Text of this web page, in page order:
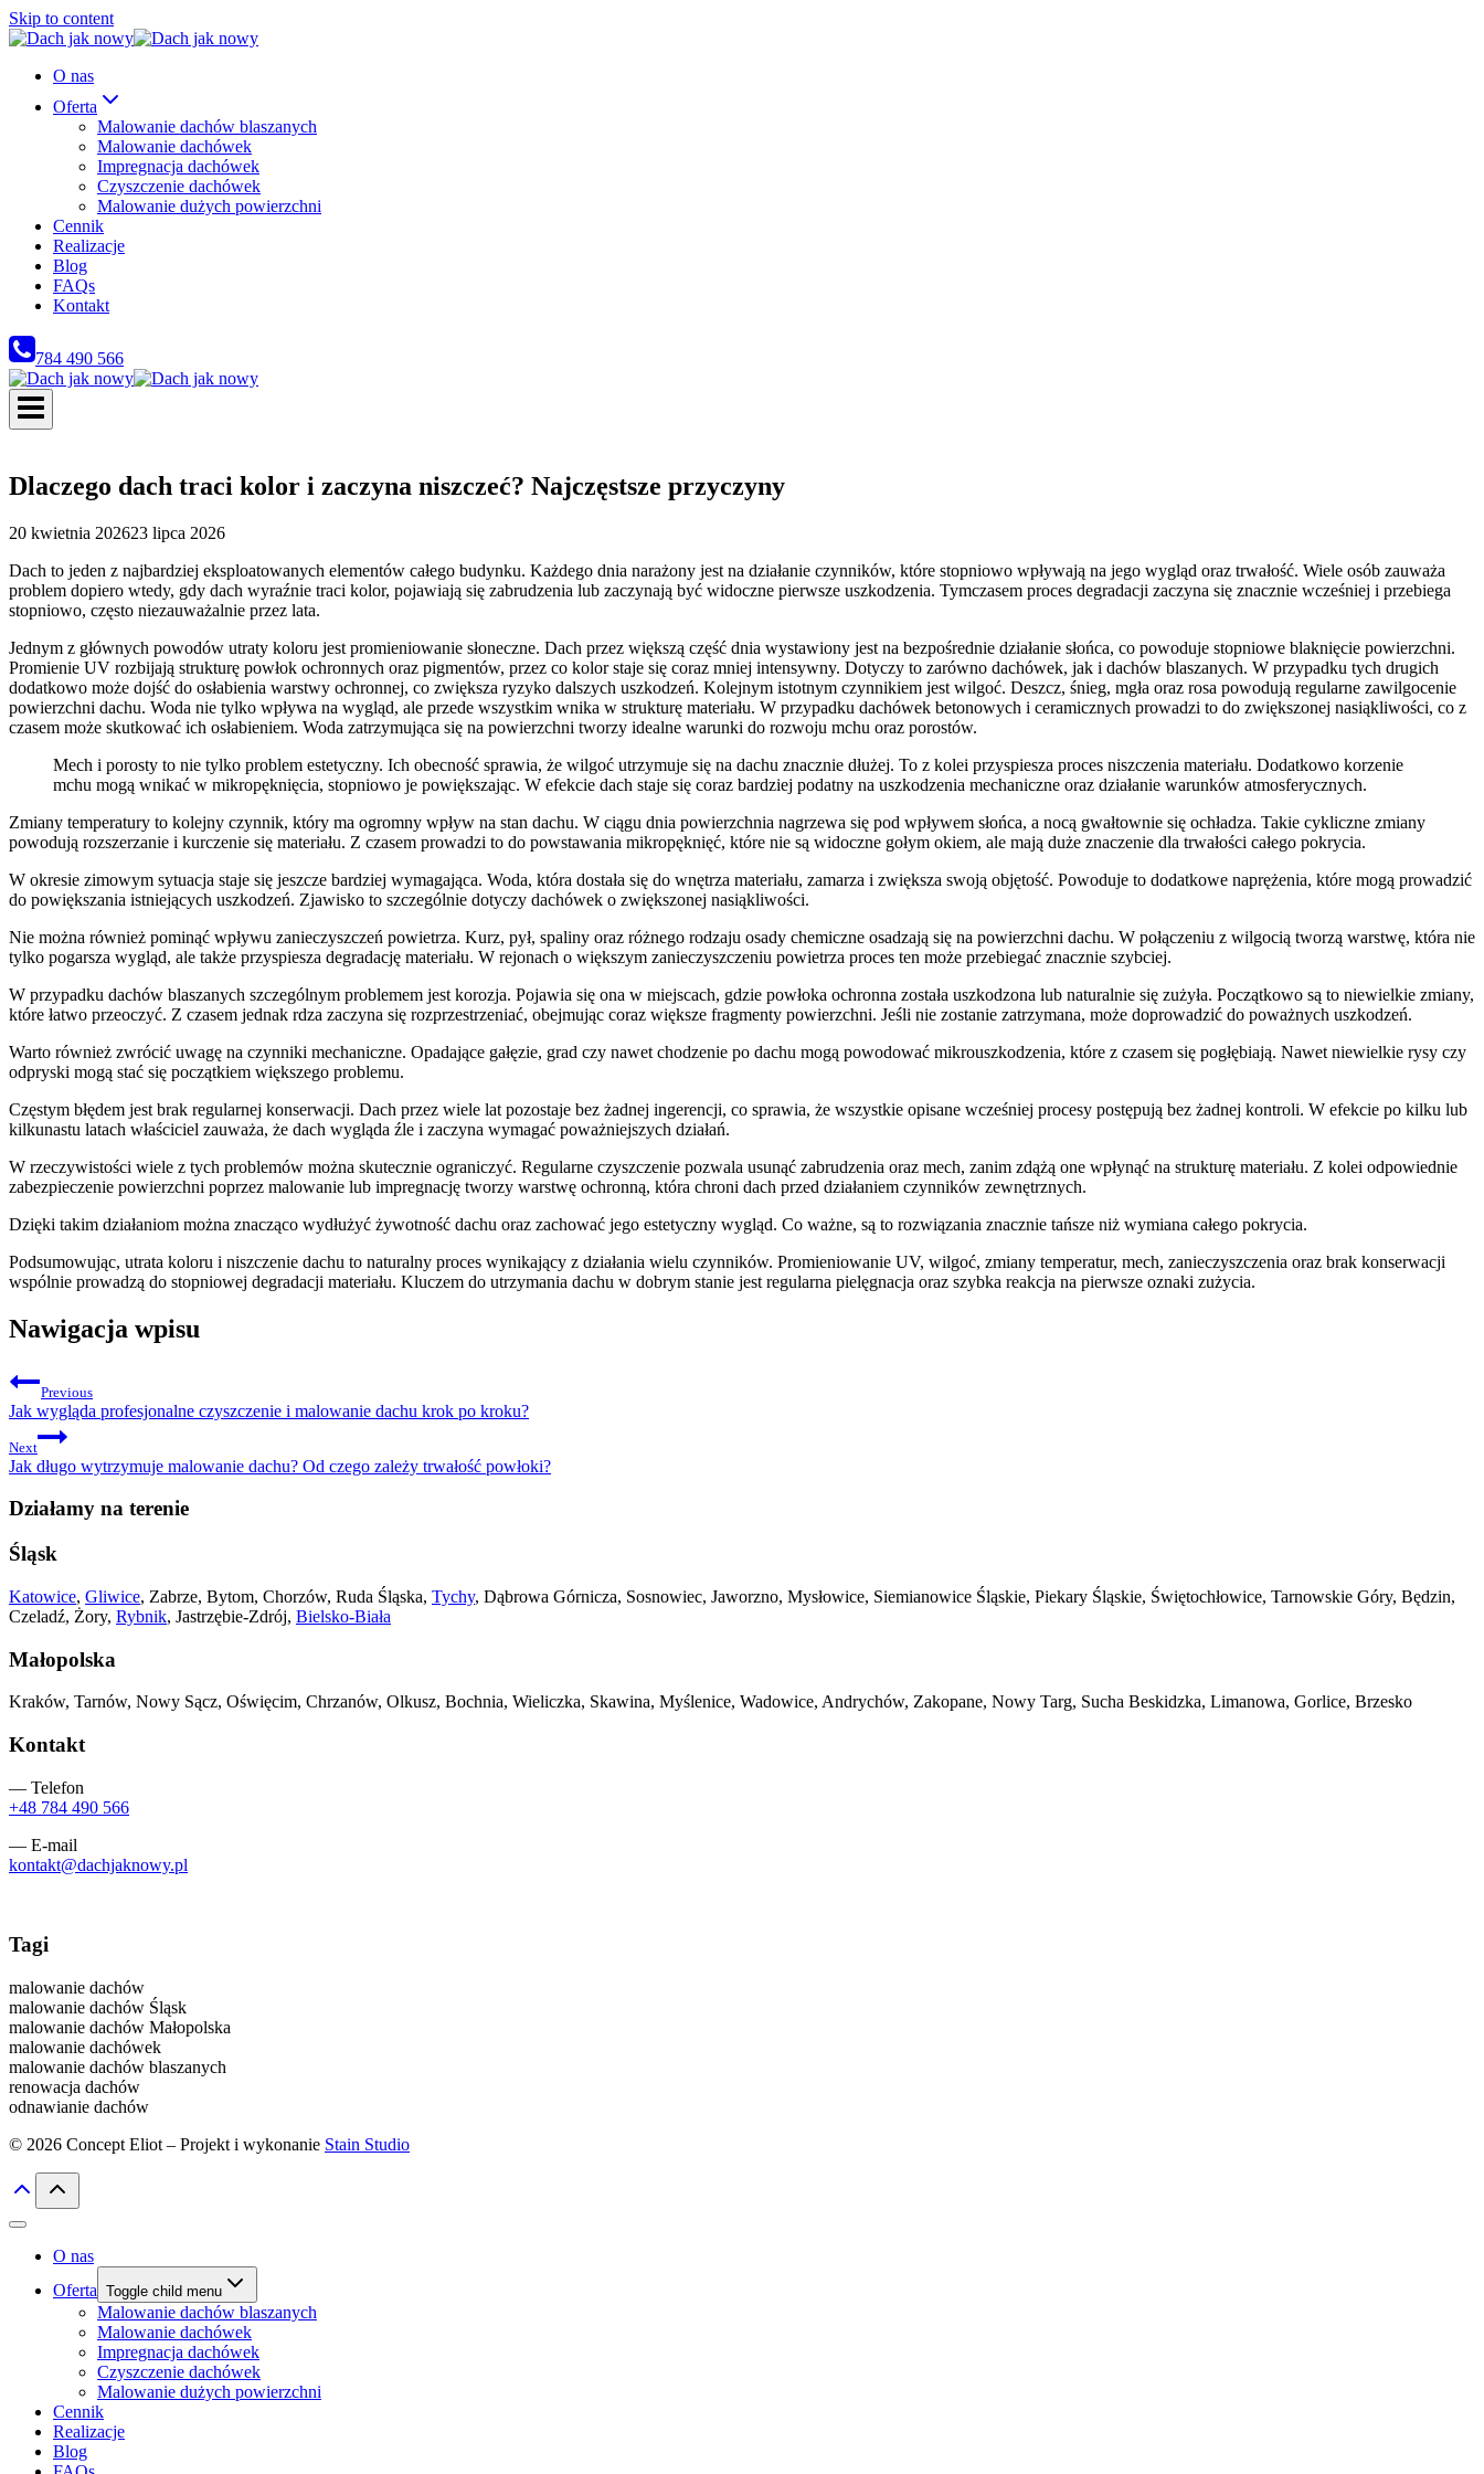
Skip to content
O nas
Oferta
Malowanie dachów blaszanych
Malowanie dachówek
Impregnacja dachówek
Czyszczenie dachówek
Malowanie dużych powierzchni
Cennik
Realizacje
Blog
FAQs
Kontakt
784 490 566
Dlaczego dach traci kolor i zaczyna niszczeć? Najczęstsze przyczyny
20 kwietnia 202623 lipca 2026
Dach to jeden z najbardziej eksploatowanych elementów całego budynku. Każdego dnia narażony jest na działanie czynników, które stopniowo wpływają na jego wygląd oraz trwałość. Wiele osób zauważa
problem dopiero wtedy, gdy dach wyraźnie traci kolor, pojawiają się zabrudzenia lub zaczynają być widoczne pierwsze uszkodzenia. Tymczasem proces degradacji zaczyna się znacznie wcześniej i przebiega
stopniowo, często niezauważalnie przez lata.
Jednym z głównych powodów utraty koloru jest promieniowanie słoneczne. Dach przez większą część dnia wystawiony jest na bezpośrednie działanie słońca, co powoduje stopniowe blaknięcie powierzchni.
Promienie UV rozbijają strukturę powłok ochronnych oraz pigmentów, przez co kolor staje się coraz mniej intensywny. Dotyczy to zarówno dachówek, jak i dachów blaszanych. W przypadku tych drugich
dodatkowo może dojść do osłabienia warstwy ochronnej, co zwiększa ryzyko dalszych uszkodzeń. Kolejnym istotnym czynnikiem jest wilgoć. Deszcz, śnieg, mgła oraz rosa powodują regularne zawilgocenie
powierzchni dachu. Woda nie tylko wpływa na wygląd, ale przede wszystkim wnika w strukturę materiału. W przypadku dachówek betonowych i ceramicznych prowadzi to do zwiększonej nasiąkliwości, co z
czasem może skutkować ich osłabieniem. Woda zatrzymująca się na powierzchni tworzy idealne warunki do rozwoju mchu oraz porostów.
Mech i porosty to nie tylko problem estetyczny. Ich obecność sprawia, że wilgoć utrzymuje się na dachu znacznie dłużej. To z kolei przyspiesza proces niszczenia materiału. Dodatkowo korzenie
mchu mogą wnikać w mikropęknięcia, stopniowo je powiększając. W efekcie dach staje się coraz bardziej podatny na uszkodzenia mechaniczne oraz działanie warunków atmosferycznych.
Zmiany temperatury to kolejny czynnik, który ma ogromny wpływ na stan dachu. W ciągu dnia powierzchnia nagrzewa się pod wpływem słońca, a nocą gwałtownie się ochładza. Takie cykliczne zmiany
powodują rozszerzanie i kurczenie się materiału. Z czasem prowadzi to do powstawania mikropęknięć, które nie są widoczne gołym okiem, ale mają duże znaczenie dla trwałości całego pokrycia.
W okresie zimowym sytuacja staje się jeszcze bardziej wymagająca. Woda, która dostała się do wnętrza materiału, zamarza i zwiększa swoją objętość. Powoduje to dodatkowe naprężenia, które mogą prowadzić
do powiększania istniejących uszkodzeń. Zjawisko to szczególnie dotyczy dachówek o zwiększonej nasiąkliwości.
Nie można również pominąć wpływu zanieczyszczeń powietrza. Kurz, pył, spaliny oraz różnego rodzaju osady chemiczne osadzają się na powierzchni dachu. W połączeniu z wilgocią tworzą warstwę, która nie
tylko pogarsza wygląd, ale także przyspiesza degradację materiału. W rejonach o większym zanieczyszczeniu powietrza proces ten może przebiegać znacznie szybciej.
W przypadku dachów blaszanych szczególnym problemem jest korozja. Pojawia się ona w miejscach, gdzie powłoka ochronna została uszkodzona lub naturalnie się zużyła. Początkowo są to niewielkie zmiany,
które łatwo przeoczyć. Z czasem jednak rdza zaczyna się rozprzestrzeniać, obejmując coraz większe fragmenty powierzchni. Jeśli nie zostanie zatrzymana, może doprowadzić do poważnych uszkodzeń.
Warto również zwrócić uwagę na czynniki mechaniczne. Opadające gałęzie, grad czy nawet chodzenie po dachu mogą powodować mikrouszkodzenia, które z czasem się pogłębiają. Nawet niewielkie rysy czy
odpryski mogą stać się początkiem większego problemu.
Częstym błędem jest brak regularnej konserwacji. Dach przez wiele lat pozostaje bez żadnej ingerencji, co sprawia, że wszystkie opisane wcześniej procesy postępują bez żadnej kontroli. W efekcie po kilku lub
kilkunastu latach właściciel zauważa, że dach wygląda źle i zaczyna wymagać poważniejszych działań.
W rzeczywistości wiele z tych problemów można skutecznie ograniczyć. Regularne czyszczenie pozwala usunąć zabrudzenia oraz mech, zanim zdążą one wpłynąć na strukturę materiału. Z kolei odpowiednie
zabezpieczenie powierzchni poprzez malowanie lub impregnację tworzy warstwę ochronną, która chroni dach przed działaniem czynników zewnętrznych.
Dzięki takim działaniom można znacząco wydłużyć żywotność dachu oraz zachować jego estetyczny wygląd. Co ważne, są to rozwiązania znacznie tańsze niż wymiana całego pokrycia.
Podsumowując, utrata koloru i niszczenie dachu to naturalny proces wynikający z działania wielu czynników. Promieniowanie UV, wilgoć, zmiany temperatur, mech, zanieczyszczenia oraz brak konserwacji
wspólnie prowadzą do stopniowej degradacji materiału. Kluczem do utrzymania dachu w dobrym stanie jest regularna pielęgnacja oraz szybka reakcja na pierwsze oznaki zużycia.
Nawigacja wpisu
Previous
Jak wygląda profesjonalne czyszczenie i malowanie dachu krok po kroku?
Next
Jak długo wytrzymuje malowanie dachu? Od czego zależy trwałość powłoki?
Działamy na terenie
Śląsk
Katowice, Gliwice, Zabrze, Bytom, Chorzów, Ruda Śląska, Tychy, Dąbrowa Górnicza, Sosnowiec, Jaworzno, Mysłowice, Siemianowice Śląskie, Piekary Śląskie, Świętochłowice, Tarnowskie Góry, Będzin,
Czeladź, Żory, Rybnik, Jastrzębie-Zdrój, Bielsko-Biała
Małopolska
Kraków, Tarnów, Nowy Sącz, Oświęcim, Chrzanów, Olkusz, Bochnia, Wieliczka, Skawina, Myślenice, Wadowice, Andrychów, Zakopane, Nowy Targ, Sucha Beskidzka, Limanowa, Gorlice, Brzesko
Kontakt
— Telefon
+48 784 490 566
— E-mail
kontakt@dachjaknowy.pl
Tagi
malowanie dachów
malowanie dachów Śląsk
malowanie dachów Małopolska
malowanie dachówek
malowanie dachów blaszanych
renowacja dachów
odnawianie dachów
© 2026 Concept Eliot – Projekt i wykonanie Stain Studio
O nas
Oferta Toggle child menu
Malowanie dachów blaszanych
Malowanie dachówek
Impregnacja dachówek
Czyszczenie dachówek
Malowanie dużych powierzchni
Cennik
Realizacje
Blog